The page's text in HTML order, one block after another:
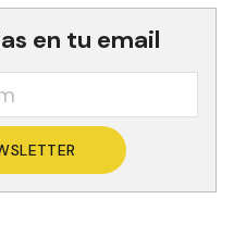
en tu email